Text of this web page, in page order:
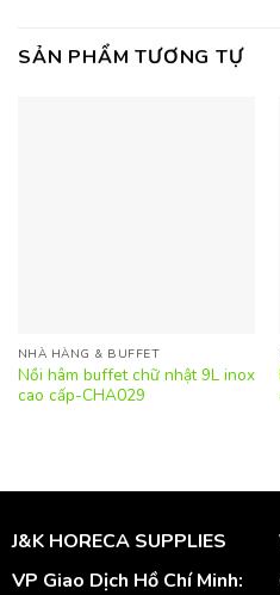
SẢN PHẨM TƯƠNG TỰ
NHÀ HÀNG & BUFFET
Nồi hâm buffet chữ nhật 9L inox
cao cấp-CHA029
J&K HORECA SUPPLIES
VP Giao Dịch Hồ Chí Minh: